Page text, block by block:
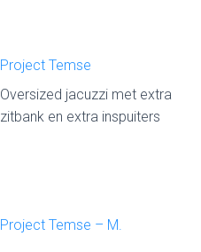
Project Temse
Oversized jacuzzi met extra
zitbank en extra inspuiters
Project Temse – M.